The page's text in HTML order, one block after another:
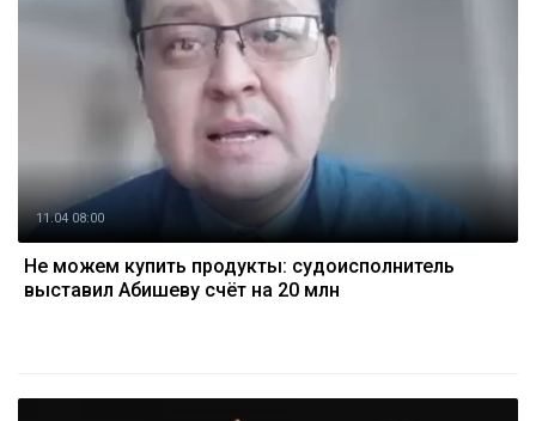
11.04 08:00
Не можем купить продукты: судоисполнитель
выставил Абишеву счёт на 20 млн